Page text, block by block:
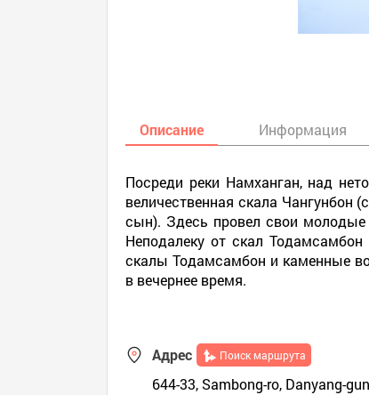
Описание Информация
Посреди реки Намханган, над
величественная скала Чангунбон
сын). Здесь провел свои
Неподалеку от скал
скалы Тодамсамбон и каменные
в вечернее время.
Адрес Поиск маршрута
644-33, Sambong-ro, Danyang-